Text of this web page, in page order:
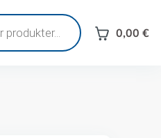
0,00 €